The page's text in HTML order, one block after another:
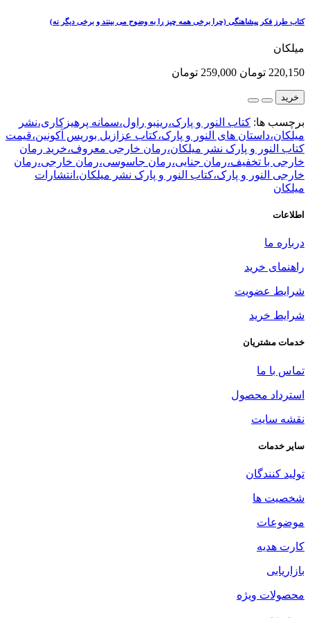
کتاب طرز فکر پیشاهنگی (چرا برخی همه چیز را به وضوح می بینند و برخی دیگر نه)
میلکان
220,150 تومان 259,000 تومان
خرید
برچسب ها: کتاب النور و پارک،رینبو راول،سمانه پرهیزکاری،نشر
میلکان،داستان های النور و پارک،کتاب عزازیل بوریس آکونین،قیمت
کتاب النور و پارک نشر میلکان،رمان خارجی معروف،خرید رمان
خارجی با تخفیف،رمان جنایی،رمان جاسوسی،رمان خارجی،رمان
خارجی النور و پارک،کتاب النور و پارک نشر میلکان،انتشارات
میلکان
اطلاعات
درباره ما
راهنمای خرید
شرایط عضویت
شرایط خرید
خدمات مشتریان
تماس با ما
استرداد محصول
نقشه سایت
سایر خدمات
تولید کنندگان
شخصیت ها
موضوعات
کارت هدیه
بازاریابی
محصولات ویژه